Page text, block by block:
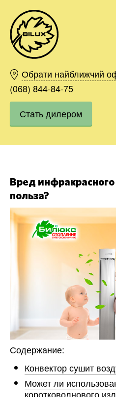
Обрати найближчий
(068) 844-84-75
Стать дилером
Вред
польза?
Содержание:
Конвектор сушит
Может ли
коротковолнового
Киев
Харьков
Одесса
Днепр
Ивано-Франковск
Область
Заказать